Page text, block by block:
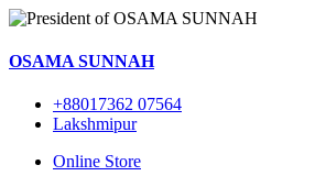
OSAMA SUNNAH
+88017362 07564
Lakshmipur
Online Store